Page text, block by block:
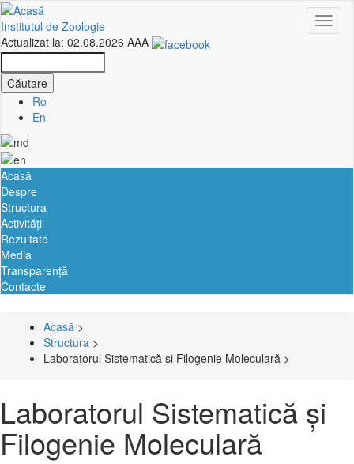
Mergi
la
conţinutul
principal
Institutul de Zoologie
Actualizat la: 02.08.2026 AAA
Căutare
Ro
En
Harta
site-
ului
Acasă
Despre
Structura
Activități
Rezultate
Media
Transparență
Contacte
Breadcrumb
Acasă >
Structura >
Laboratorul Sistematică și Filogenie Moleculară >
Laboratorul Sistematică și
Filogenie Moleculară